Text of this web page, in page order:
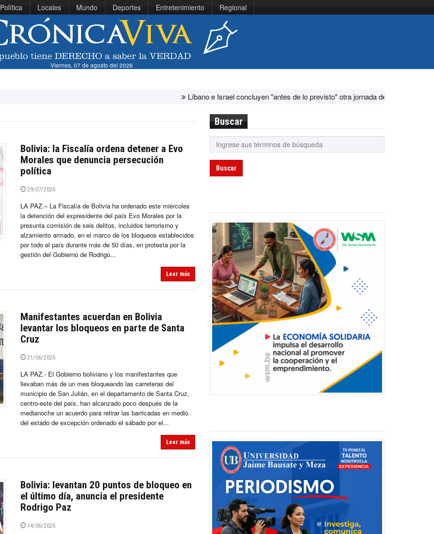
Política Locales Mundo Deportes Entretenimiento Regional
Viernes, 07 de agosto del 2026
Líbano e Israel concluyen "antes de lo previsto" otra jornada de diálogo por "acontecimientos
Bolivia: la Fiscalía ordena detener a Evo
Morales que denuncia persecución
política
29/07/2026
LA PAZ.– La Fiscalía de Bolivia ha ordenado este miércoles
la detención del expresidente del país Evo Morales por la
presunta comisión de seis delitos, incluidos terrorismo y
alzamiento armado, en el marco de los bloqueos establecidos
por todo el país durante más de 50 días, en protesta por la
gestión del Gobierno de Rodrigo...
Leer más
Manifestantes acuerdan en Bolivia
levantar los bloqueos en parte de Santa
Cruz
21/06/2026
LA PAZ.- El Gobierno boliviano y los manifestantes que
llevaban más de un mes bloqueando las carreteras del
municipio de San Julián, en el departamento de Santa Cruz,
centro-este del país, han alcanzado poco después de la
medianoche un acuerdo para retirar las barricadas en medio
del estado de excepción ordenado el sábado por el...
Leer más
Bolivia: levantan 20 puntos de bloqueo en
el último día, anuncia el presidente
Rodrigo Paz
14/06/2026
Buscar
Buscar